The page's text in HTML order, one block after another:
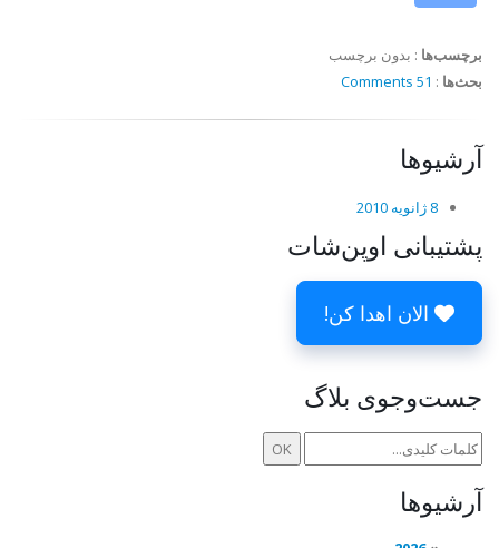
برچسب‌ها : بدون برچسب
بحث‌ها :
51 Comments
آرشیوها
8 ژانویه 2010
پشتیبانی اوپن‌شات
الان اهدا کن!
جست‌وجوی بلاگ
آرشیوها